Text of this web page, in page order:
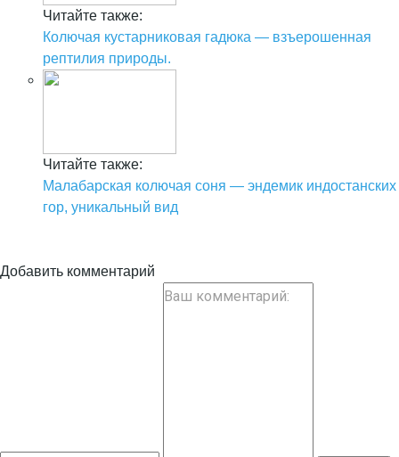
Читайте также:
Колючая кустарниковая гадюка — взъерошенная
рептилия природы.
Читайте также:
Малабарская колючая соня — эндемик индостанских
гор, уникальный вид
Добавить комментарий